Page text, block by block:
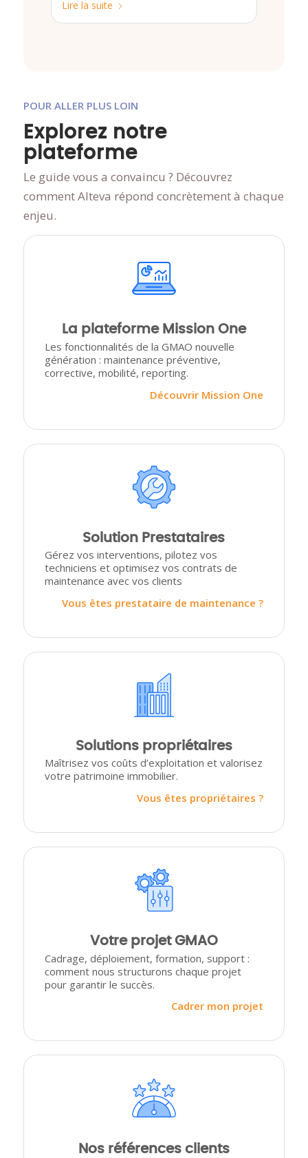
Lire la suite
POUR ALLER PLUS LOIN
Explorez notre
plateforme
Le guide vous a convaincu ? Découvrez
comment Alteva répond concrètement à chaque
enjeu.
La plateforme Mission One
Les fonctionnalités de la GMAO nouvelle
génération : maintenance préventive,
corrective, mobilité, reporting.
Découvrir Mission One
Solution Prestataires
Gérez vos interventions, pilotez vos
techniciens et optimisez vos contrats de
maintenance avec vos clients
Vous êtes prestataire de maintenance ?
Solutions propriétaires
Maîtrisez vos coûts d’exploitation et valorisez
votre patrimoine immobilier.
Vous êtes propriétaires ?
Votre projet GMAO
Cadrage, déploiement, formation, support :
comment nous structurons chaque projet
pour garantir le succès.
Cadrer mon projet
Nos références clients